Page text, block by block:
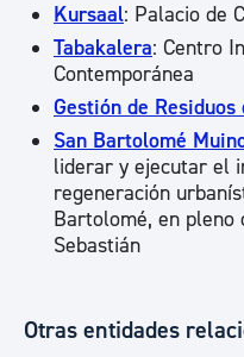
Kursaal: Palacio de
Tabakalera: Centro
Contemporánea
Gestión de Residuos
San Bartolomé
liderar y ejecutar el
regeneración
Bartolomé, en pleno
Sebastián
Otras entidades